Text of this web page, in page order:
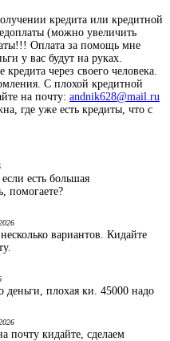
кредита или кредитной
(можно увеличить
Оплата за помощь мне
у вас будут на руках.
через своего человека.
С плохой кредитной
на почту: andnik628@mail.ru
где уже есть кредиты, что с
есть большая
помогаете?
вариантов. Кидайте
плохая ки. 45000 надо
почту кидайте, сделаем